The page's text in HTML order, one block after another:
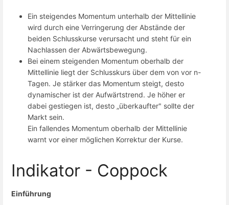
Ein steigendes Momentum unterhalb der Mittellinie
wird durch eine Verringerung der Abstände der
beiden Schlusskurse verursacht und steht für ein
Nachlassen der Abwärtsbewegung.
Bei einem steigenden Momentum oberhalb der
Mittellinie liegt der Schlusskurs über dem von vor n-
Tagen. Je stärker das Momentum steigt, desto
dynamischer ist der Aufwärtstrend. Je höher er
dabei gestiegen ist, desto „überkaufter" sollte der
Markt sein.
Ein fallendes Momentum oberhalb der Mittellinie
warnt vor einer möglichen Korrektur der Kurse.
Indikator - Coppock
Einführung